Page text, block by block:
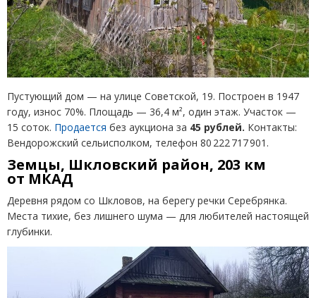
Пустующий дом — на улице Советской, 19. Построен в 1947
году, износ 70%. Площадь — 36,4 м², один этаж. Участок —
15 соток. Продается без аукциона за 45 рублей. Контакты:
Вендорожский сельисполком, телефон 80 222 717 901.
Земцы, Шкловский район, 203 км
от МКАД
Деревня рядом со Шкловов, на берегу речки Серебрянка.
Места тихие, без лишнего шума — для любителей настоящей
глубинки.